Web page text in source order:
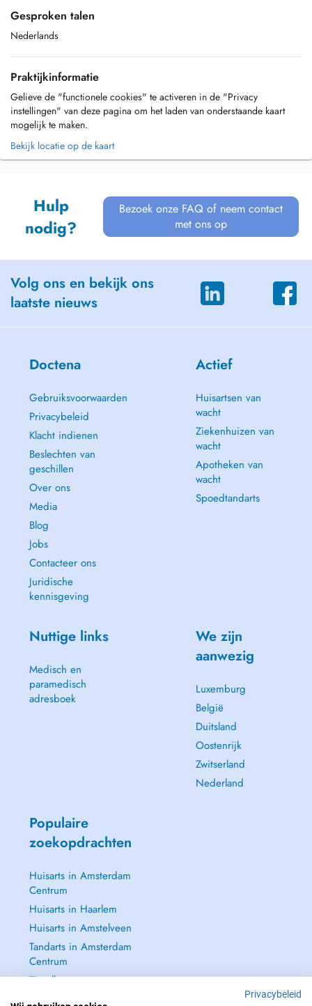
Gesproken talen
Nederlands
Praktijkinformatie
Gelieve de "functionele cookies" te activeren in de "Privacy
instellingen" van deze pagina om het laden van onderstaande kaart
mogelijk te maken.
Bekijk locatie op de kaart
Hulp
nodig?
Bezoek onze FAQ of neem contact
met ons op
Volg ons en bekijk ons
laatste nieuws
Doctena
Gebruiksvoorwaarden
Privacybeleid
Klacht indienen
Beslechten van
geschillen
Over ons
Media
Blog
Jobs
Contacteer ons
Juridische
kennisgeving
Actief
Huisartsen van
wacht
Ziekenhuizen van
wacht
Apotheken van
wacht
Spoedtandarts
Nuttige links
Medisch en
paramedisch
adresboek
We zijn
aanwezig
Luxemburg
België
Duitsland
Oostenrijk
Zwitserland
Nederland
Populaire
zoekopdrachten
Huisarts in Amsterdam
Centrum
Huisarts in Haarlem
Huisarts in Amstelveen
Tandarts in Amsterdam
Centrum
Zie alle →
Privacybeleid